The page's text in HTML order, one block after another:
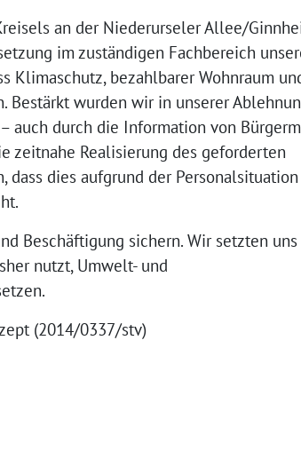
an der Niederurseler Allee/
im zuständigen Fachbereich
Klimaschutz, bezahlbarer Wohnraum
wurden wir in unserer
auch durch die Information von
zeitnahe Realisierung des geforderten
dass dies aufgrund der
Beschäftigung sichern. Wir setzten
nutzt, Umwelt- und
(2014/0337/stv)